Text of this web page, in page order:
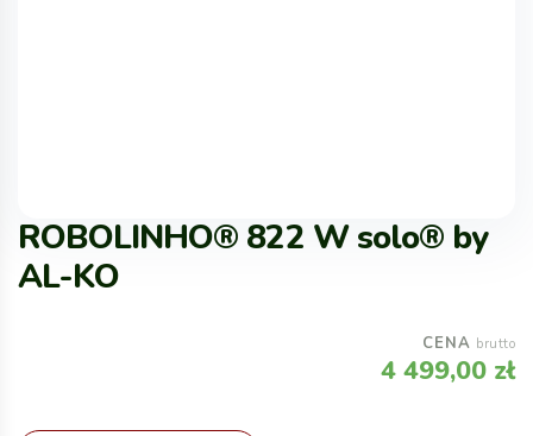
ROBOLINHO® 822 W solo® by
AL-KO
CENA brutto
4 499,00 zł